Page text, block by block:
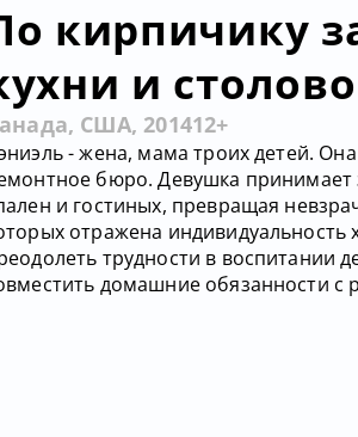
кирпичику
и
США, 201412+
- жена, мама троих детей.
бюро. Девушка принимает
и гостиных, превращая
отражена
трудности в воспитании
домашние обязанности с